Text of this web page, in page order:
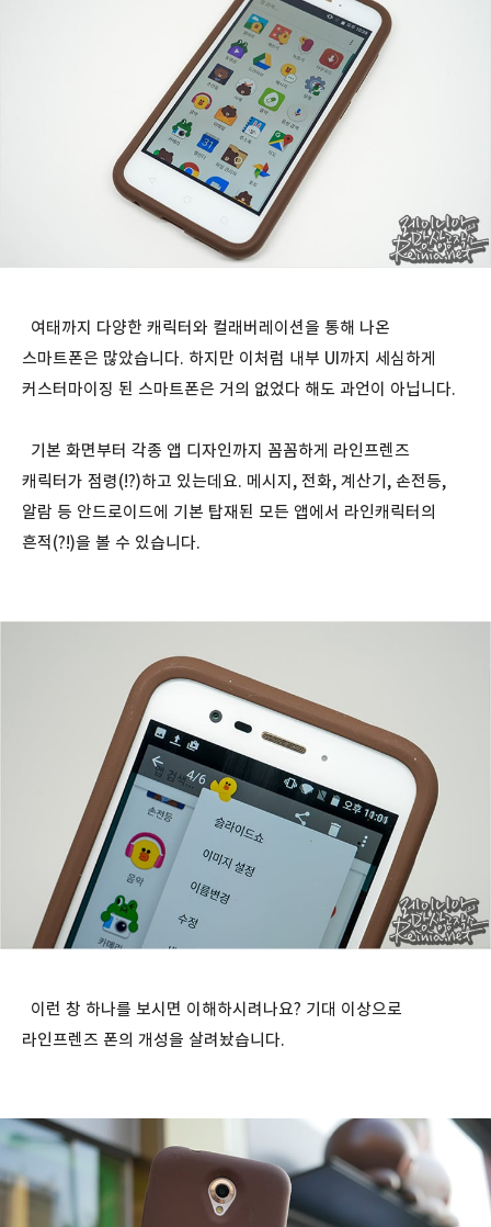
여태까지 다양한 캐릭터와 컬래버레이션을 통해 나온
스마트폰은 많았습니다. 하지만 이처럼 내부 UI까지 세심하게
커스터마이징 된 스마트폰은 거의 없었다 해도 과언이 아닙니다.
기본 화면부터 각종 앱 디자인까지 꼼꼼하게 라인프렌즈
캐릭터가 점령(!?)하고 있는데요. 메시지, 전화, 계산기, 손전등,
알람 등 안드로이드에 기본 탑재된 모든 앱에서 라인캐릭터의
흔적(?!)을 볼 수 있습니다.
이런 창 하나를 보시면 이해하시려나요? 기대 이상으로
라인프렌즈 폰의 개성을 살려놨습니다.